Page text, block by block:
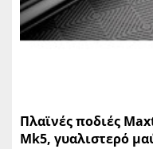
Πλαϊνές ποδιές
Mk5, γυαλιστερό